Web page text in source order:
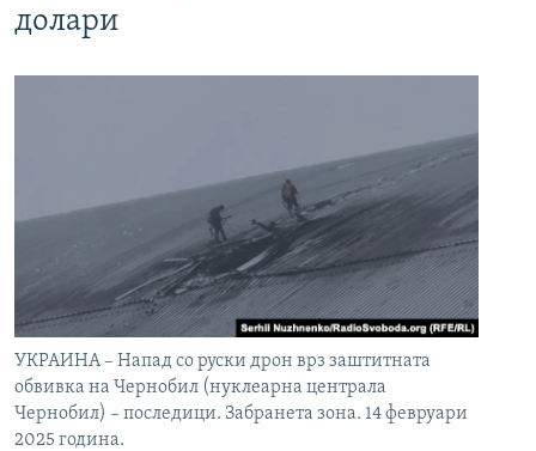
долари
УКРАИНА – Напад со руски дрон врз заштитната
обвивка на Чернобил (нуклеарна централа
Чернобил) – последици. Забранета зона. 14 февруари
2025 година.